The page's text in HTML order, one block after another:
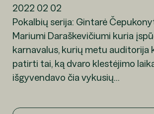
2022 02 02
Pokalbių serija: Gintarė
Mariumi Daraškevičiumi kuria
karnavalus, kurių metu auditorija
patirti tai, ką dvaro klestėjimo
išgyvendavo čia vykusių...